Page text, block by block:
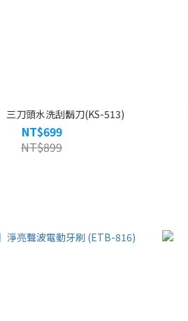
】三刀頭水洗刮鬍刀(KS-513)
NT$699
NT$899